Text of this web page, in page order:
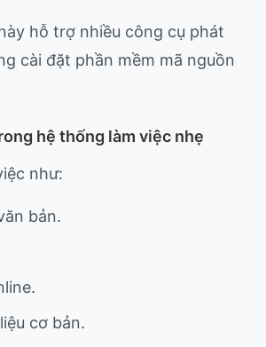
hỗ trợ nhiều công cụ phát
cài đặt phần mềm mã nguồn
hệ thống làm việc nhẹ
như:
bản.
cơ bản.